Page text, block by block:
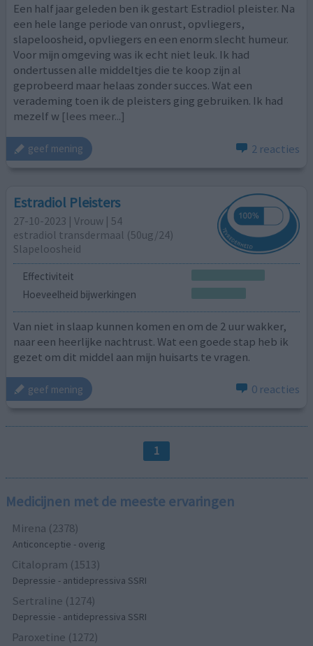
Een half jaar geleden ben ik gestart Estradiol pleister. Na
een hele lange periode van onrust, opvliegers,
slapeloosheid, opvliegers en een enorm slecht humeur.
Voor mijn omgeving was ik echt niet leuk. Ik had
ondertussen alle middeltjes die te koop zijn al
geprobeerd maar helaas zonder succes. Wat een
verademing toen ik de pleisters ging gebruiken. Ik had
mezelf w [lees meer...]
geef mening 2 reacties
Estradiol Pleisters
27-10-2023 | Vrouw | 54
estradiol transdermaal (50ug/24)
Slapeloosheid
Effectiviteit
Hoeveelheid bijwerkingen
Van niet in slaap kunnen komen en om de 2 uur wakker,
naar een heerlijke nachtrust. Wat een goede stap heb ik
gezet om dit middel aan mijn huisarts te vragen.
geef mening 0 reacties
1
Medicijnen met de meeste ervaringen
Mirena (2378)
Anticonceptie - overig
Citalopram (1513)
Depressie - antidepressiva SSRI
Sertraline (1274)
Depressie - antidepressiva SSRI
Paroxetine (1272)